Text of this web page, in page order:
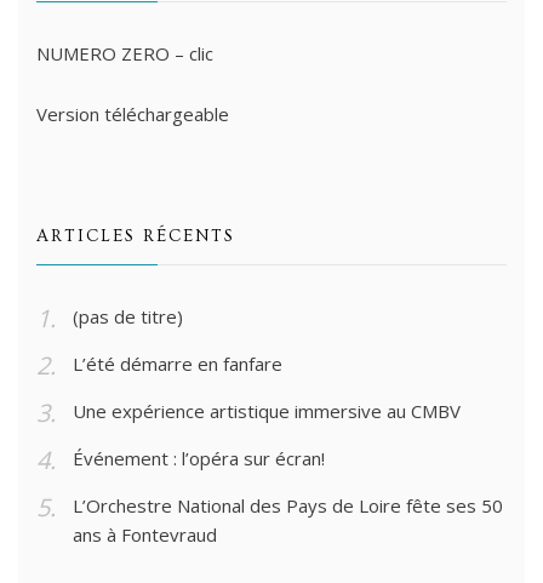
NUMERO ZERO – clic
Version téléchargeable
ARTICLES RÉCENTS
(pas de titre)
L’été démarre en fanfare
Une expérience artistique immersive au CMBV
Événement : l’opéra sur écran!
L’Orchestre National des Pays de Loire fête ses 50
ans à Fontevraud